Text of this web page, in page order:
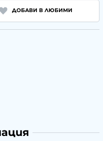
ДОБАВИ В ЛЮБИМИ